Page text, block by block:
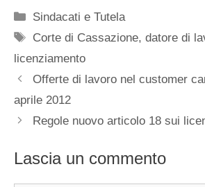
Categorie
Sindacati e Tutela
Tag
Corte di Cassazione,datore di
licenziamento
Offerte di lavoro nel customer
aprile 2012
Regole nuovo articolo 18 sui
Lascia un commento